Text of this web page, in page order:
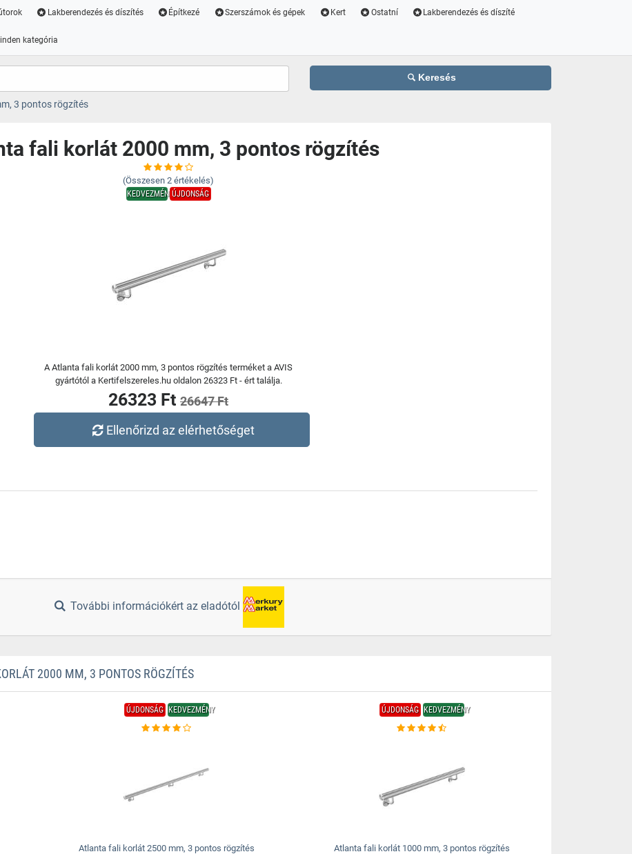
Lakberendezés és díszítés Építkezé Szerszámok és gépek Kert Ostatní Lakberendezés és díszíté
kategória
Keresés
3 pontos rögzítés
fali korlát 2000 mm, 3 pontos rögzítés
(Összesen 2 értékelés)
KEDVEZMÉNYÚJDONSÁG
A Atlanta fali korlát 2000 mm, 3 pontos rögzítés terméket a AVIS
gyártótól a Kertifelszereles.hu oldalon 26323 Ft - ért találja.
26323 Ft 26647 Ft
Ellenőrizd az elérhetőséget
További információkért az eladótól
2000 MM, 3 PONTOS RÖGZÍTÉS
ÚJDONSÁG KEDVEZMÉNY
Atlanta fali korlát 2500 mm, 3 pontos rögzítés
ÚJDONSÁG KEDVEZMÉNY
Atlanta fali korlát 1000 mm, 3 pontos rögzítés